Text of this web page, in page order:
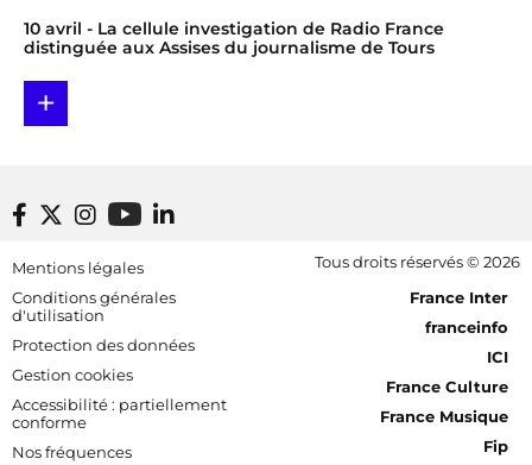
10 avril - La cellule investigation de Radio France
distinguée aux Assises du journalisme de Tours
+
Footer bottom
Mentions légales
Conditions générales
d'utilisation
Protection des données
Gestion cookies
Accessibilité : partiellement
conforme
Nos fréquences
Tous droits réservés © 2026
[RDF] Pied de page - Mobile
France Inter
franceinfo
ICI
France Culture
France Musique
Fip